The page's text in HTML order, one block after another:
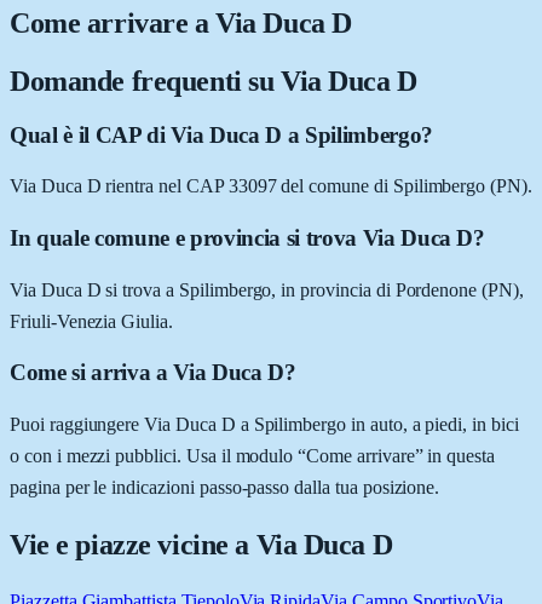
Come arrivare aVia Duca D
Domande frequenti su Via Duca D
Qual è il CAP di Via Duca D a Spilimbergo?
Via Duca D rientra nel CAP 33097 del comune di Spilimbergo (PN).
In quale comune e provincia si trova Via Duca D?
Via Duca D si trova a Spilimbergo, in provincia di Pordenone (PN),
Friuli-Venezia Giulia.
Come si arriva a Via Duca D?
Puoi raggiungere Via Duca D a Spilimbergo in auto, a piedi, in bici
o con i mezzi pubblici. Usa il modulo “Come arrivare” in questa
pagina per le indicazioni passo-passo dalla tua posizione.
Vie e piazze vicine a Via Duca D